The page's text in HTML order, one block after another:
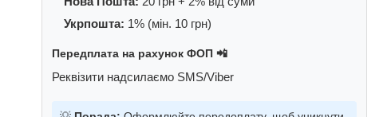
Укрпошта: 1% (мін. 10 грн)
Передплата на рахунок ФОП 📲
Реквізити надсилаємо SMS/Viber